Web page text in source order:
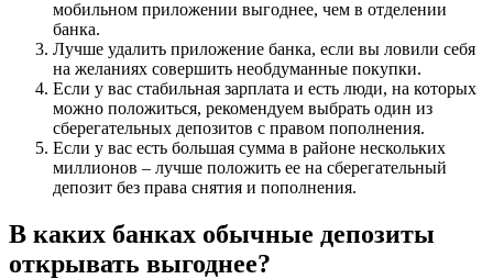
мобильном приложении выгоднее, чем в отделении
банка.
Лучше удалить приложение банка, если вы ловили себя
на желаниях совершить необдуманные покупки.
Если у вас стабильная зарплата и есть люди, на которых
можно положиться, рекомендуем выбрать один из
сберегательных депозитов с правом пополнения.
Если у вас есть большая сумма в районе нескольких
миллионов – лучше положить ее на сберегательный
депозит без права снятия и пополнения.
В каких банках обычные депозиты
открывать выгоднее?